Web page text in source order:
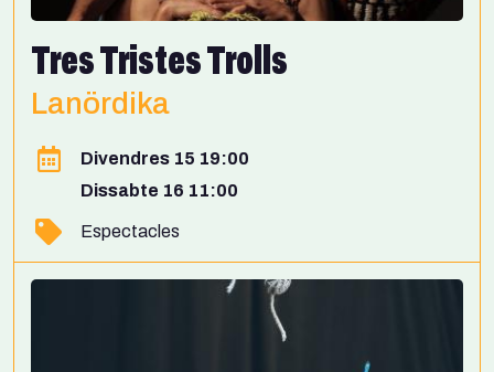
Tres Tristes Trolls
Lanördika
Divendres 15 19:00
Dissabte 16 11:00
Espectacles